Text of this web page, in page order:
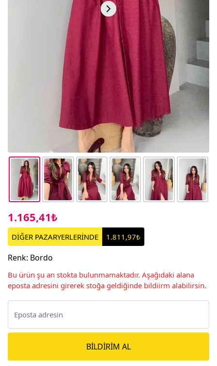
1.165,41₺
DİĞER PAZARYERLERİNDE 1.811,97₺
Renk: Bordo
Bu ürün şu an stokta bulunmamaktadır. Aşağıdaki alana
eposta adresini girerek stoğa geldiğinde bildiirm alabilirsin.
BILDIRIM AL